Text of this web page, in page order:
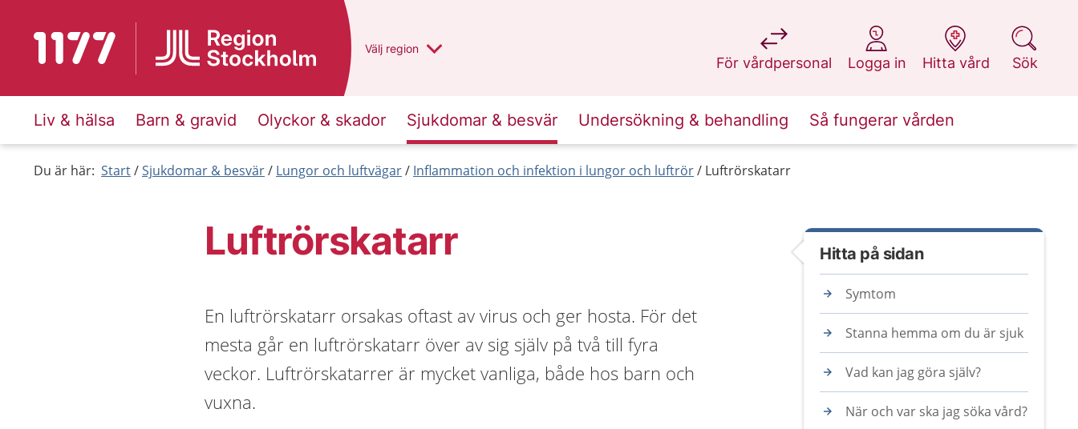
Till startsidan för 1177 Du har valt region
Välj en annan
region
För vårdpersonal
på 1177.se
Logga in
på 1177.se
Hitta vård
på 1177.se
Sök
på 1177.se
Liv & hälsa Barn & gravid Olyckor & skador Sjukdomar & besvär Undersökning & behandling Så fungerar vården
Du är här: Start Sjukdomar & besvär Lungor och luftvägar Inflammation och infektion i lungor och luftrör Luftrörskatarr
Luftrörskatarr
En luftrörskatarr orsakas oftast av virus och ger hosta. För det
mesta går en luftrörskatarr över av sig själv på två till fyra
veckor. Luftrörskatarrer är mycket vanliga, både hos barn och
vuxna.
Hitta på sidan
Symtom
Stanna hemma om du är sjuk
Vad kan jag göra själv?
När och var ska jag söka vård?